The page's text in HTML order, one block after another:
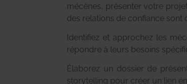
mécènes, présenter votre
des relations de confiance sont
Identifiez et approchez les
répondre à leurs besoins
Élaborez un dossier de
storytelling pour créer un lien